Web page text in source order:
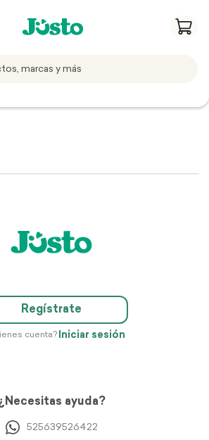
Regístrate
cuenta? Iniciar sesión
ayuda?
525639526422